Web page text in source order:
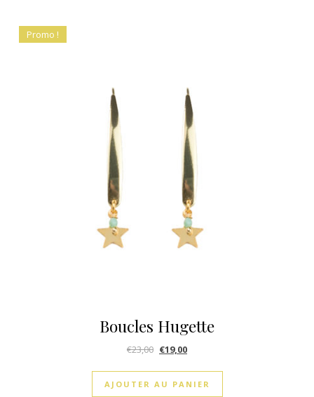
Promo !
Boucles Hugette
€23,00 €19,00
AJOUTER AU PANIER